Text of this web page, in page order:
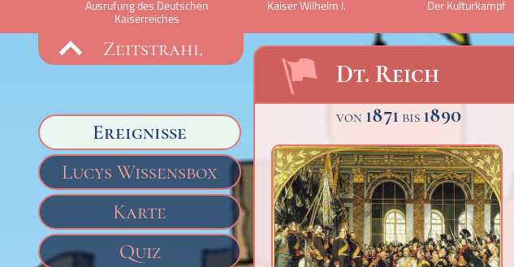
Ausrufung des Deutschen
Kaiserreiches
Kaiser Wilhelm I. Der Kulturkampf
Zeitstrahl
Ereignisse
Lucys Wissensbox
Karte
Quiz
Dt. Reich
von 1871 bis 1890